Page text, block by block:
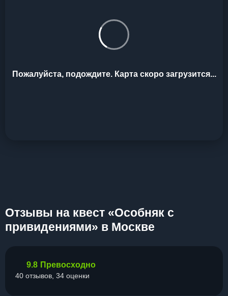
Пожалуйста, подождите. Карта скоро загрузится...
Отзывы на квест «Особняк с
привидениями» в Москве
9.8 Превосходно
40 отзывов, 34 оценки